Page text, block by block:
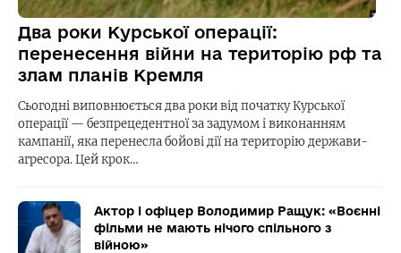
Два роки Курської операції:
перенесення війни на територію рф та
злам планів Кремля
Сьогодні виповнюється два роки від початку Курської
операції — безпрецедентної за задумом і виконанням
кампанії, яка перенесла бойові дії на територію держави-
агресора. Цей крок…
Актор і офіцер Володимир Ращук: «Воєнні
фільми не мають нічого спільного з
війною»